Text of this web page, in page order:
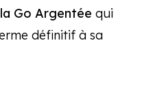
la Go Argentée qui
définitif à sa